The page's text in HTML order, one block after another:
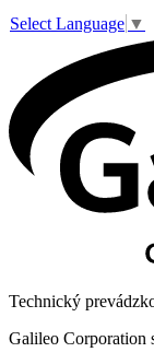
Select Language ▼
Technický
Galileo Corporation